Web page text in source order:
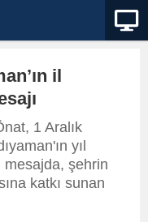
il
1 Aralık
yıl
mesajda, şehrin
katkı sunan